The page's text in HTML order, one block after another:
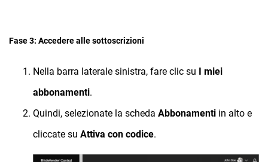
Fase 3: Accedere alle sottoscrizioni
Nella barra laterale sinistra, fare clic su I miei
abbonamenti.
Quindi, selezionate la scheda Abbonamenti in alto e
cliccate su Attiva con codice.